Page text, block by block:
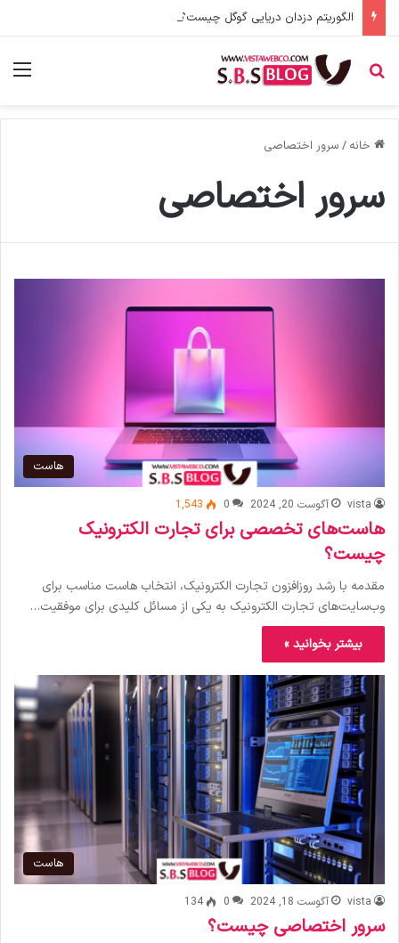
الگوریتم دزدان دریایی گوگل چیست؟
جستجو برای
خانه / سرور اختصاصی
سرور اختصاصی
هاست
vista آگوست 20, 2024 0
1,543
هاست‌های تخصصی برای تجارت الکترونیک
چیست؟
مقدمه با رشد روزافزون تجارت الکترونیک، انتخاب هاست مناسب برای
وب‌سایت‌های تجارت الکترونیک به یکی از مسائل کلیدی برای موفقیت…
بیشتر بخوانید »
هاست
vista آگوست 18, 2024 0
134
سرور اختصاصی چیست؟